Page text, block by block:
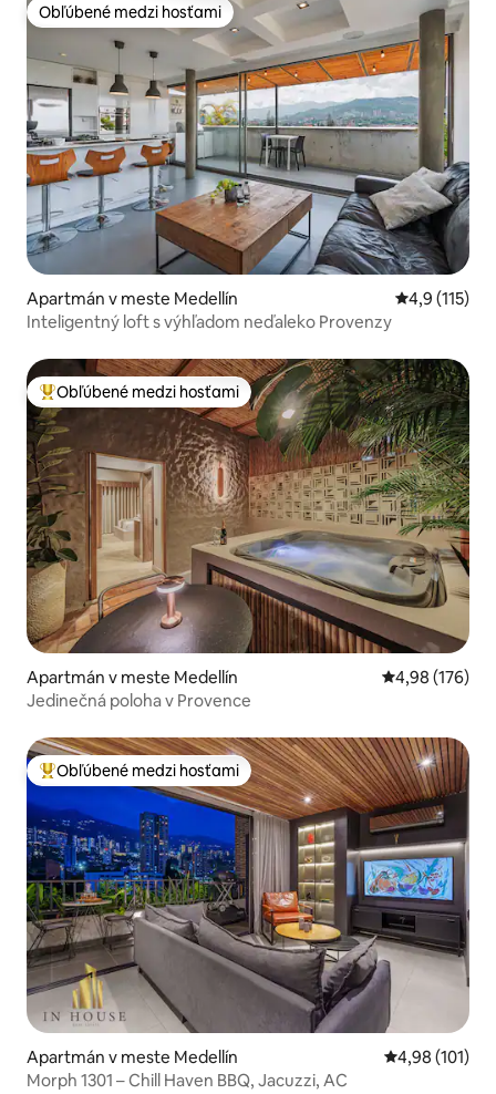
Obľúbené medzi hosťami
Obľúbené medzi hosťami
Apartmán v meste Medellín Priemerné
4,9 (115)
Inteligentný loft s výhľadom neďaleko Provenzy
Najobľúbenejšie medzi hosťami
Obľúbené medzi hosťami
Apartmán v meste Medellín Priemerné
4,98 (176)
Jedinečná poloha v Provence
Najobľúbenejšie medzi hosťami
Obľúbené medzi hosťami
Apartmán v meste Medellín Priemerné
4,98 (101)
Morph 1301 – Chill Haven BBQ, Jacuzzi, AC